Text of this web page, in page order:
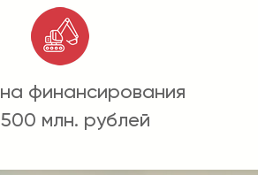
финансирования
млн. рублей